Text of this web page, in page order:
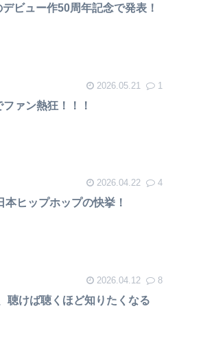
ビュー作50周年記念で発表！
2026.05.21 1
ァン熱狂！！！
2026.04.22 4
ヒップホップの快挙！
2026.04.12 8
聴けば聴くほど知りたくなる